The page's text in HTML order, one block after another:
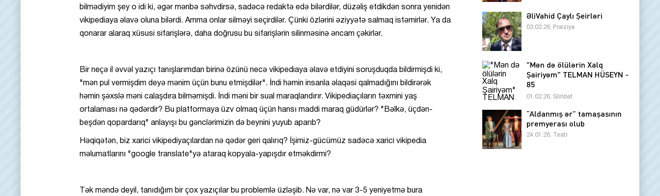
bilmədiyim şey o idi ki, əgər mənbə səhvdirsə, sadəcə redaktə edə bilərdilər, düzəliş etdikdən sonra yenidən
vikipediaya əlavə oluna bilərdi. Amma onlar silməyi seçirdilər. Çünki özlərini əziyyətə salmaq istəmirlər. Ya da
qonarar alaraq xüsusi sifarişlərə, daha doğrusu bu sifarişlərin silinməsinə əncam çəkirlər.
Bir neçə il əvvəl yazıçı tanışlarımdan birinə özünü necə vikipediaya əlavə etdiyini soruşduqda bildirmişdi ki,
"mən pul vermişdim deyə mənim üçün bunu etmişdilər". İndi həmin insanla əlaqəsi qalmadığını bildirərək
həmin şəxslə məni calaşdıra bilməmişdi. İndi məni bir sual maraqlandırır. Vikipediaçıların təxmini yaş
ortalaması nə qədərdir? Bu platformaya üzv olmaq üçün hansı maddi maraq güdürlər? "Bəlkə, üçdən-
beşdən qopardarıq" anlayışı bu gənclərimizin də beynini yuyub aparıb?
Həqiqətən, biz xarici vikipediyaçılardan nə qədər geri qalırıq? İşimiz-gücümüz sadəcə xarici vikipedia
məlumatlarını "google translate"yə ataraq kopyala-yapışdır etməkdirmi?
Tək məndə deyil, tanıdığım bir çox yazıçılar bu problemlə üzləşib. Nə var, nə var 3-5 yeniyetmə bura
ƏliVahid Çaylı Şeirləri
03.02.26, Poeziya
"Mən də ölülərin Xalq
Şairiyəm" TELMAN HÜSEYN -
85
01.02.26, Söhbət
“Aldanmış ər” tamaşasının
premyerası olub
24.01.26, Teatr